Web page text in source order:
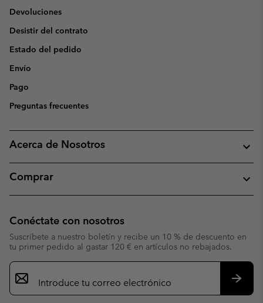
Devoluciones
Desistir del contrato
Estado del pedido
Envío
Pago
Preguntas frecuentes
Acerca de Nosotros
Comprar
Conéctate con nosotros
Suscríbete a nuestro boletín y recibe un 10 % de descuento en
tu primer pedido al gastar 120 € en artículos no rebajados.
Suscripción
de
correo